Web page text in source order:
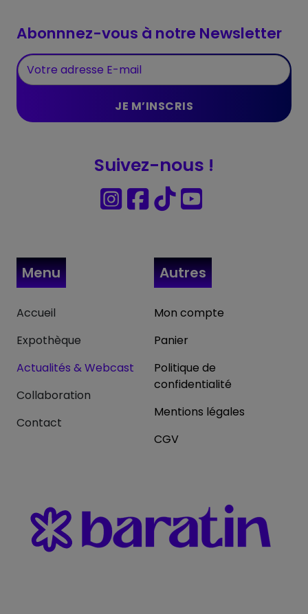
Abonnnez-vous à notre Newsletter
Suivez-nous !
Menu
Accueil
Expothèque
Actualités & Webcast
Collaboration
Contact
Autres
Mon compte
Panier
Politique de
confidentialité
Mentions légales
CGV